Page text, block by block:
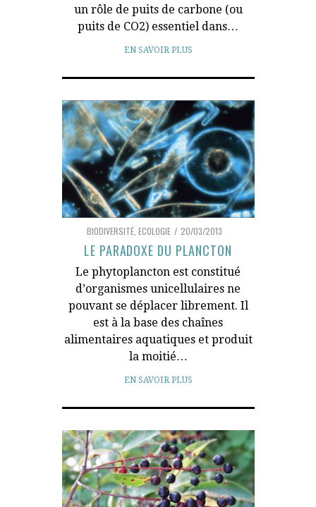
un rôle de puits de carbone (ou
puits de CO2) essentiel dans…
EN SAVOIR PLUS
BIODIVERSITÉ ECOLOGIE 20/03/2013
LE PARADOXE DU PLANCTON
Le phytoplancton est constitué
d’organismes unicellulaires ne
pouvant se déplacer librement. Il
est à la base des chaînes
alimentaires aquatiques et produit
la moitié…
EN SAVOIR PLUS